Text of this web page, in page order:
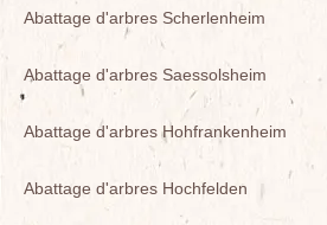
Abattage d'arbres Scherlenheim
Abattage d'arbres Saessolsheim
Abattage d'arbres Hohfrankenheim
Abattage d'arbres Hochfelden